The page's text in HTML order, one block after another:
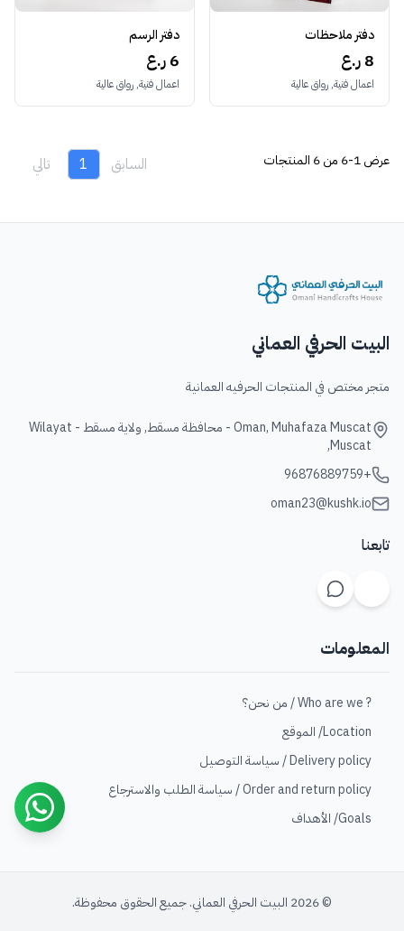
دفتر ملاحظات
8 ر.ع
اعمال فنية, رواق عالية
دفتر الرسم
6 ر.ع
اعمال فنية, رواق عالية
عرض1-6 من 6 المنتجات السابق 1 تالي
البيت الحرفي العماني
متجر مختص في المنتجات الحرفيه العمانية
Oman, Muhafaza Muscat - محافظة مسقط, ولاية مسقط - Wilayat
Muscat,
+96876889759
oman23@kushk.io
تابعنا
المعلومات
? Who are we / من نحن؟
Location/ الموقع
Delivery policy / سياسة التوصيل
Order and return policy / سياسة الطلب والاسترجاع
Goals/ الأهداف
© 2026 البيت الحرفي العماني. جميع الحقوق محفوظة.